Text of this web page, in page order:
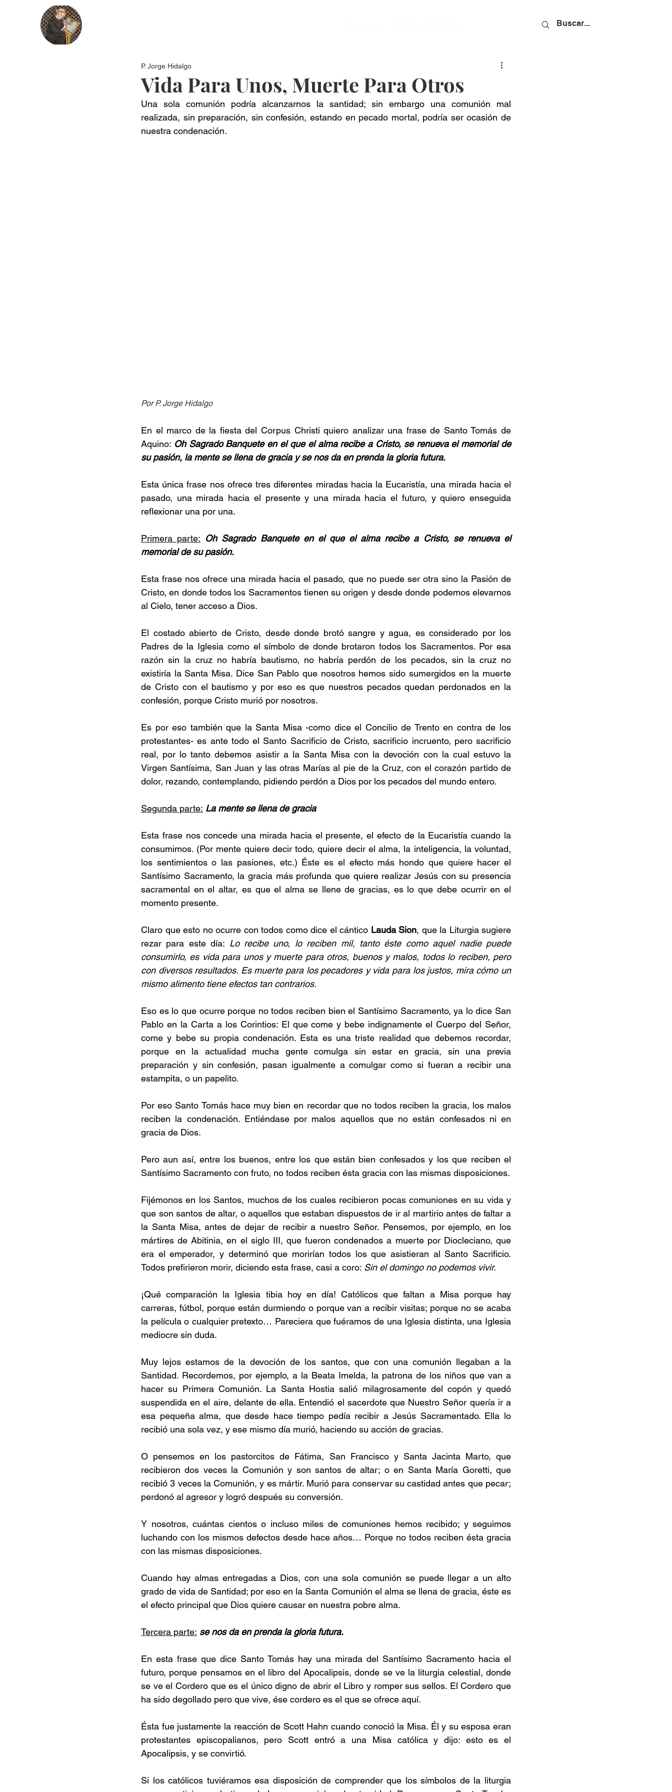
Vida Para Unos, Muerte Para Otros
P. Jorge Hidalgo
Una sola comunión podría alcanzarnos la santidad; sin embargo una comunión mal
realizada, sin preparación, sin confesión, estando en pecado mortal, podría ser ocasión de
nuestra condenación.
Por P. Jorge Hidalgo
En el marco de la fiesta del Corpus Christi quiero analizar una frase de Santo Tomás de
Aquino: Oh Sagrado Banquete en el que el alma recibe a Cristo, se renueva el memorial de
su pasión, la mente se llena de gracia y se nos da en prenda la gloria futura.
Esta única frase nos ofrece tres diferentes miradas hacia la Eucaristía, una mirada hacia el
pasado, una mirada hacia el presente y una mirada hacia el futuro, y quiero enseguida
reflexionar una por una.
Primera parte: Oh Sagrado Banquete en el que el alma recibe a Cristo, se renueva el
memorial de su pasión.
Esta frase nos ofrece una mirada hacia el pasado, que no puede ser otra sino la Pasión de
Cristo, en donde todos los Sacramentos tienen su origen y desde donde podemos elevarnos
al Cielo, tener acceso a Dios.
El costado abierto de Cristo, desde donde brotó sangre y agua, es considerado por los
Padres de la Iglesia como el símbolo de donde brotaron todos los Sacramentos. Por esa
razón sin la cruz no habría bautismo, no habría perdón de los pecados, sin la cruz no
existiría la Santa Misa. Dice San Pablo que nosotros hemos sido sumergidos en la muerte
de Cristo con el bautismo y por eso es que nuestros pecados quedan perdonados en la
confesión, porque Cristo murió por nosotros.
Es por eso también que la Santa Misa -como dice el Concilio de Trento en contra de los
protestantes- es ante todo el Santo Sacrificio de Cristo, sacrificio incruento, pero sacrificio
real, por lo tanto debemos asistir a la Santa Misa con la devoción con la cual estuvo la
Virgen Santísima, San Juan y las otras Marías al pie de la Cruz, con el corazón partido de
dolor, rezando, contemplando, pidiendo perdón a Dios por los pecados del mundo entero.
Segunda parte: La mente se llena de gracia
Esta frase nos concede una mirada hacia el presente, el efecto de la Eucaristía cuando la
consumimos. (Por mente quiere decir todo, quiere decir el alma, la inteligencia, la voluntad,
los sentimientos o las pasiones, etc.) Éste es el efecto más hondo que quiere hacer el
Santísimo Sacramento, la gracia más profunda que quiere realizar Jesús con su presencia
sacramental en el altar, es que el alma se llene de gracias, es lo que debe ocurrir en el
momento presente.
Claro que esto no ocurre con todos como dice el cántico Lauda Sion, que la Liturgia sugiere
rezar para este día: Lo recibe uno, lo reciben mil, tanto éste como aquel nadie puede
consumirlo, es vida para unos y muerte para otros, buenos y malos, todos lo reciben, pero
con diversos resultados. Es muerte para los pecadores y vida para los justos, mira cómo un
mismo alimento tiene efectos tan contrarios.
Eso es lo que ocurre porque no todos reciben bien el Santísimo Sacramento, ya lo dice San
Pablo en la Carta a los Corintios: El que come y bebe indignamente el Cuerpo del Señor,
come y bebe su propia condenación. Esta es una triste realidad que debemos recordar,
porque en la actualidad mucha gente comulga sin estar en gracia, sin una previa
preparación y sin confesión, pasan igualmente a comulgar como si fueran a recibir una
estampita, o un papelito.
Por eso Santo Tomás hace muy bien en recordar que no todos reciben la gracia, los malos
reciben la condenación. Entiéndase por malos aquellos que no están confesados ni en
gracia de Dios.
Pero aun así, entre los buenos, entre los que están bien confesados y los que reciben el
Santísimo Sacramento con fruto, no todos reciben ésta gracia con las mismas disposiciones.
Fijémonos en los Santos, muchos de los cuales recibieron pocas comuniones en su vida y
que son santos de altar, o aquellos que estaban dispuestos de ir al martirio antes de faltar a
la Santa Misa, antes de dejar de recibir a nuestro Señor. Pensemos, por ejemplo, en los
mártires de Abitinia, en el siglo III, que fueron condenados a muerte por Diocleciano, que
era el emperador, y determinó que morirían todos los que asistieran al Santo Sacrificio.
Todos prefirieron morir, diciendo esta frase, casi a coro: Sin el domingo no podemos vivir.
¡Qué comparación la Iglesia tibia hoy en día! Católicos que faltan a Misa porque hay
carreras, fútbol, porque están durmiendo o porque van a recibir visitas; porque no se acaba
la película o cualquier pretexto… Pareciera que fuéramos de una Iglesia distinta, una Iglesia
mediocre sin duda.
Muy lejos estamos de la devoción de los santos, que con una comunión llegaban a la
Santidad. Recordemos, por ejemplo, a la Beata Imelda, la patrona de los niños que van a
hacer su Primera Comunión. La Santa Hostia salió milagrosamente del copón y quedó
suspendida en el aire, delante de ella. Entendió el sacerdote que Nuestro Señor quería ir a
esa pequeña alma, que desde hace tiempo pedía recibir a Jesús Sacramentado. Ella lo
recibió una sola vez, y ese mismo día murió, haciendo su acción de gracias.
O pensemos en los pastorcitos de Fátima, San Francisco y Santa Jacinta Marto, que
recibieron dos veces la Comunión y son santos de altar; o en Santa María Goretti, que
recibió 3 veces la Comunión, y es mártir. Murió para conservar su castidad antes que pecar;
perdonó al agresor y logró después su conversión.
Y nosotros, cuántas cientos o incluso miles de comuniones hemos recibido; y seguimos
luchando con los mismos defectos desde hace años… Porque no todos reciben ésta gracia
con las mismas disposiciones.
Cuando hay almas entregadas a Dios, con una sola comunión se puede llegar a un alto
grado de vida de Santidad; por eso en la Santa Comunión el alma se llena de gracia, éste es
el efecto principal que Dios quiere causar en nuestra pobre alma.
Tercera parte: se nos da en prenda la gloria futura.
En esta frase que dice Santo Tomás hay una mirada del Santísimo Sacramento hacia el
futuro, porque pensamos en el libro del Apocalipsis, donde se ve la liturgia celestial, donde
se ve el Cordero que es el único digno de abrir el Libro y romper sus sellos. El Cordero que
ha sido degollado pero que vive, ése cordero es el que se ofrece aquí.
Ésta fue justamente la reacción de Scott Hahn cuando conoció la Misa. Él y su esposa eran
protestantes episcopalianos, pero Scott entró a una Misa católica y dijo: esto es el
Apocalipsis, y se convirtió.
Si los católicos tuviéramos esa disposición de comprender que los símbolos de la liturgia